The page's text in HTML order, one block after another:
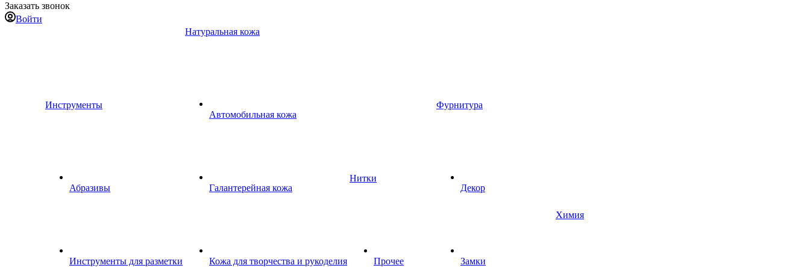
Заказать звонок
Войти
Инструменты
Абразивы
Инструменты для разметки
Натуральная кожа
Автомобильная кожа
Галантерейная кожа
Кожа для творчества и рукоделия
Нитки
Прочее
Фурнитура
Декор
Замки
Химия